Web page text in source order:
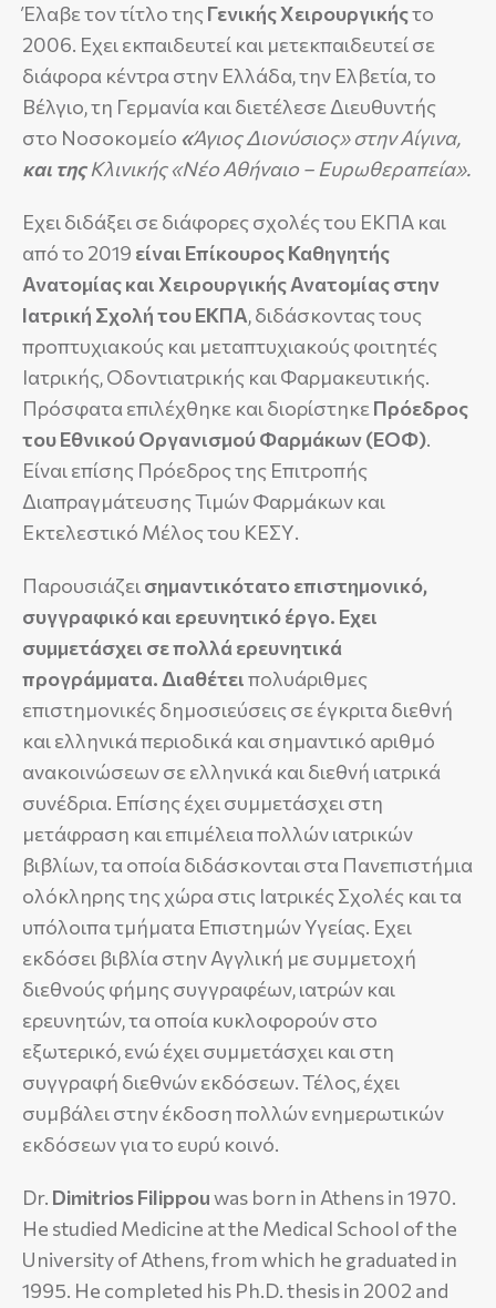
Έλαβε τον τίτλο τηςΓενικήςΧειρουργικήςτο
2006. Εχει εκπαιδευτεί και μετεκπαιδευτεί σε
διάφορα κέντρα στην Ελλάδα, την Ελβετία, το
Βέλγιο, τη Γερμανία και διετέλεσε Διευθυντής
στο Νοσοκομείο «Άγιος Διονύσιος» στην Αίγινα,
και τηςΚλινικής «Νέο Αθήναιο – Ευρωθεραπεία».
Εχει διδάξει σε διάφορες σχολές του ΕΚΠΑ και
από το 2019 είναι Επίκουρος Καθηγητής
Ανατομίας και Χειρουργικής Ανατομίας στην
Ιατρική Σχολή του ΕΚΠΑ, διδάσκοντας τους
προπτυχιακούς και μεταπτυχιακούς φοιτητές
Ιατρικής, Οδοντιατρικής και Φαρμακευτικής.
Πρόσφατα επιλέχθηκε και διορίστηκεΠρόεδρος
του Εθνικού Οργανισμού Φαρμάκων (ΕΟΦ).
Είναι επίσης Πρόεδρος της Επιτροπής
Διαπραγμάτευσης Τιμών Φαρμάκων και
Εκτελεστικό Μέλος του ΚΕΣΥ.
Παρουσιάζεισημαντικότατο επιστημονικό,
συγγραφικό και ερευνητικό έργο. Εχει
συμμετάσχει σε πολλά ερευνητικά
προγράμματα. Διαθέτειπολυάριθμες
επιστημονικές δημοσιεύσεις σε έγκριτα διεθνή
και ελληνικά περιοδικά και σημαντικό αριθμό
ανακοινώσεων σε ελληνικά και διεθνή ιατρικά
συνέδρια. Επίσης έχει συμμετάσχει στη
μετάφραση και επιμέλεια πολλών ιατρικών
βιβλίων, τα οποία διδάσκονται στα Πανεπιστήμια
ολόκληρης της χώρα στις Ιατρικές Σχολές και τα
υπόλοιπα τμήματα Επιστημών Υγείας. Εχει
εκδόσει βιβλία στην Αγγλική με συμμετοχή
διεθνούς φήμης συγγραφέων, ιατρών και
ερευνητών, τα οποία κυκλοφορούν στο
εξωτερικό, ενώ έχει συμμετάσχει και στη
συγγραφή διεθνών εκδόσεων. Τέλος, έχει
συμβάλει στην έκδοση πολλών ενημερωτικών
εκδόσεων για το ευρύ κοινό.
Dr. Dimitrios Filippouwas born in Athens in 1970.
He studied Medicine at the Medical School of the
University of Athens, from which he graduated in
1995. He completed his Ph.D. thesis in 2002 and